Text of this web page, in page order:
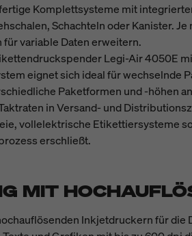
Komplettsysteme mit
Schachteln oder Kanister.
variable Daten erweitern.
Legi-Air 4050E
eignet sich ideal für
Paketformen und -höhen
in Versand- und
vollelektrische Etikettiersysteme
erschließt.
MIT
Inkjetdruckern für